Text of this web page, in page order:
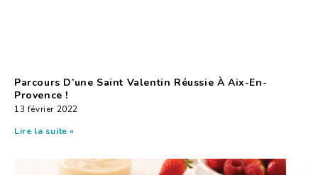
Parcours D’une Saint Valentin Réussie À Aix-En-
Provence !
13 février 2022
Lire la suite »